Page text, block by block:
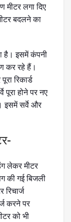
मीटर लगा दिए
बदलने का
है। इसमें कंपनी
कर रहे हैं।
रिकार्ड
होने पर नए
इसमें सर्वे और
लेकर मीटर
की गई बिजली
रिचार्ज
करने पर
को भी